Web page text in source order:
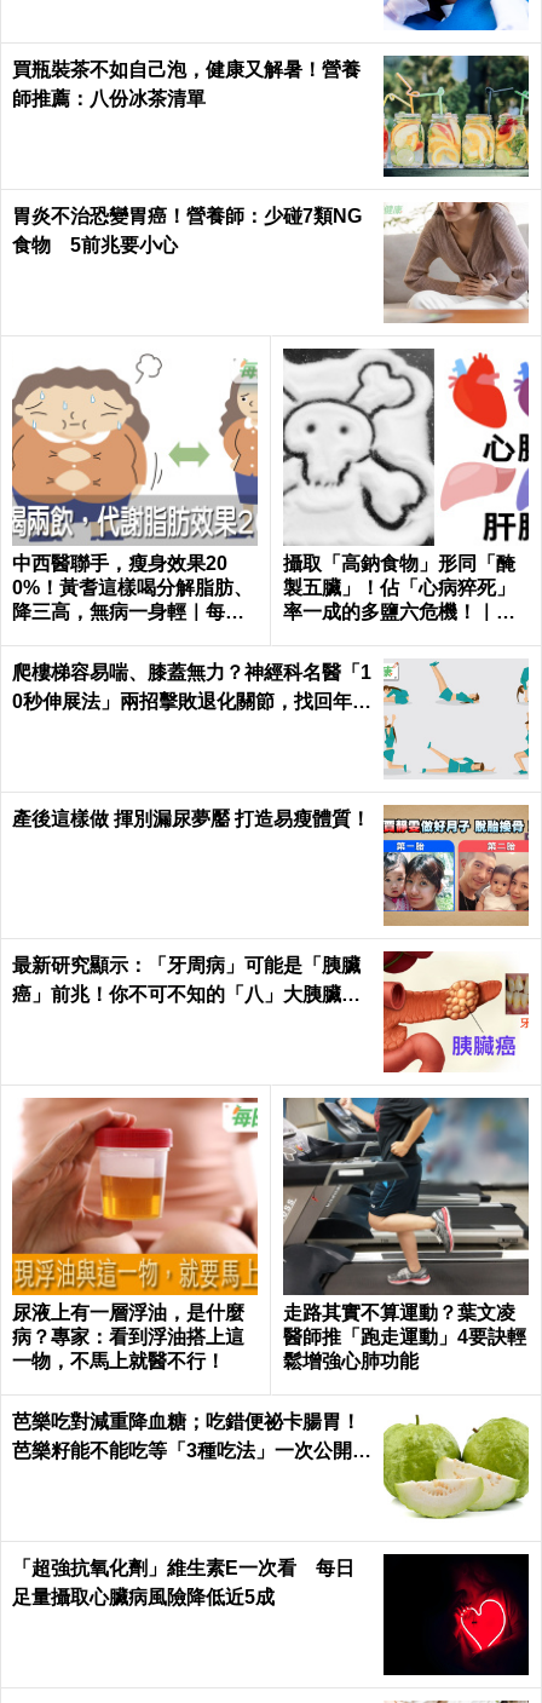
買瓶裝茶不如自己泡，健康又解暑！營養
師推薦：八份冰茶清單
胃炎不治恐變胃癌！營養師：少碰7類NG
食物 5前兆要小心
中西醫聯手，瘦身效果20
0%！黃耆這樣喝分解脂肪、
降三高，無病一身輕｜每日
攝取「高鈉食物」形同「醃
製五臟」！佔「心病猝死」
率一成的多鹽六危機！｜每
爬樓梯容易喘、膝蓋無力？神經科名醫「1
0秒伸展法」兩招擊敗退化關節，找回年輕
產後這樣做 揮別漏尿夢靨 打造易瘦體質！
最新研究顯示：「牙周病」可能是「胰臟
癌」前兆！你不可不知的「八」大胰臟癌
尿液上有一層浮油，是什麼
病？專家：看到浮油搭上這
一物，不馬上就醫不行！
走路其實不算運動？葉文凌
醫師推「跑走運動」4要訣輕
鬆增強心肺功能
芭樂吃對減重降血糖；吃錯便祕卡腸胃！
芭樂籽能不能吃等「3種吃法」一次公開｜
「超強抗氧化劑」維生素E一次看 每日
足量攝取心臟病風險降低近5成